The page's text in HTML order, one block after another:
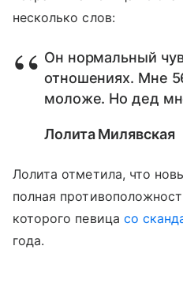
несколько слов:
Он нормальный
отношениях. Мне
моложе. Но дед
Лолита Милявская
Лолита отметила, что
полная
которого певица со
года.